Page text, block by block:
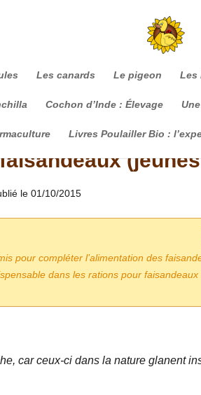
Les canards Le pigeon Les
Cochon d’Inde : Élevage
Livres Poulailler Bio :
le 01/10/2015
pour compléter l’alimentation des
dans les rations pour faisandeaux
car ceux-ci dans la nature glanent